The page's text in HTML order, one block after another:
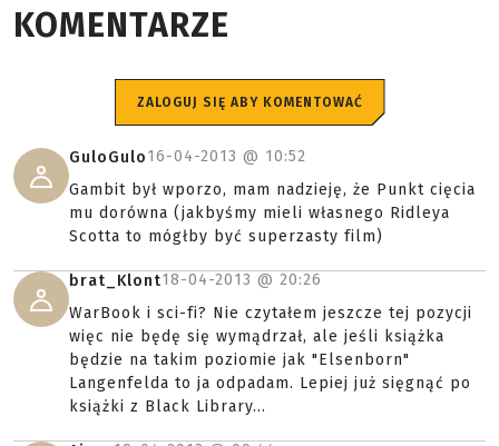
KOMENTARZE
ZALOGUJ SIĘ ABY KOMENTOWAĆ
GuloGulo16-04-2013 @ 10:52
Gambit był wporzo, mam nadzieję, że Punkt cięcia
mu dorówna (jakbyśmy mieli własnego Ridleya
Scotta to mógłby być superzasty film)
brat_Klont18-04-2013 @ 20:26
WarBook i sci-fi? Nie czytałem jeszcze tej pozycji
więc nie będę się wymądrzał, ale jeśli książka
będzie na takim poziomie jak "Elsenborn"
Langenfelda to ja odpadam. Lepiej już sięgnąć po
książki z Black Library...